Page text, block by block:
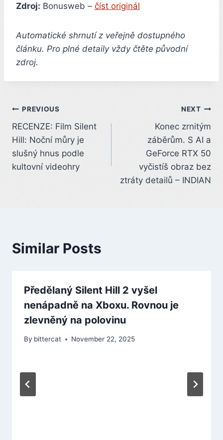
Zdroj: Bonusweb – číst originál
Automatické shrnutí z veřejně dostupného
článku. Pro plné detaily vždy čtěte původní
zdroj.
Post
navigation
PREVIOUS
RECENZE: Film Silent
Hill: Noční můry je
slušný hnus podle
kultovní videohry
NEXT
Konec zrnitým
záběrům. S AI a
GeForce RTX 50
vyčistíš obraz bez
ztráty detailů – INDIAN
Similar Posts
Předělaný Silent Hill 2 vyšel
nenápadně na Xboxu. Rovnou je
zlevněný na polovinu
By bittercat November 22, 2025